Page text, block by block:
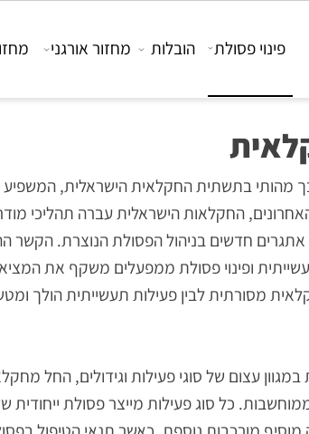
פסולת הובלות מחזור אורגני מחזור
בתשתית החקלאית הישראלית, המשפיע
החקלאות הישראלית עברה תהליכי
חדשים בניהול הפסולת הנוצרת. הקשר
ופינוי פסולת ממפעלים משקף את
מסורתית לבין פעילות תעשייתית הולך
עצום של סוגי פעילות וגידולים, החל
כל סוג פעילות מייצר פסולת ייחודית